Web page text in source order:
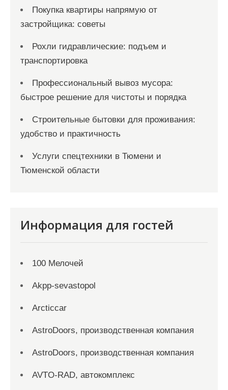
Покупка квартиры напрямую от
застройщика: советы
Рохли гидравлические: подъем и
транспортировка
Профессиональный вывоз мусора:
быстрое решение для чистоты и порядка
Строительные бытовки для проживания:
удобство и практичность
Услуги спецтехники в Тюмени и
Тюменской области
Информация для гостей
100 Мелочей
Akpp-sevastopol
Arcticcar
AstroDoors, производственная компания
AstroDoors, производственная компания
AVTO-RAD, автокомплекс